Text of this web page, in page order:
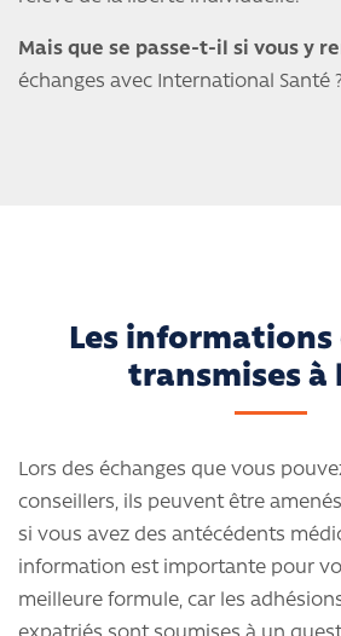
Mais que se passe-t-il si vous y
échanges avec International Santé
Les informations
transmises à
Lors des échanges que vous
conseillers, ils peuvent être
si vous avez des antécédents
information est importante pour
meilleure formule, car les